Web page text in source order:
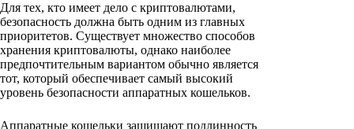
Для тех, кто имеет дело с криптовалютами,
безопасность должна быть одним из главных
приоритетов. Существует множество способов
хранения криптовалюты, однако наиболее
предпочтительным вариантом обычно является
тот, который обеспечивает самый высокий
уровень безопасности аппаратных кошельков.
Аппаратные кошельки защищают подлинность